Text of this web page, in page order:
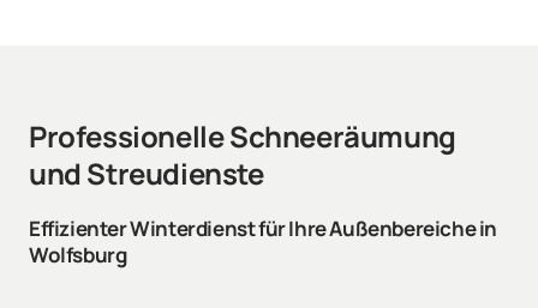
Professionelle Schneeräumung
und Streudienste
Effizienter Winterdienst für Ihre Außenbereiche in
Wolfsburg